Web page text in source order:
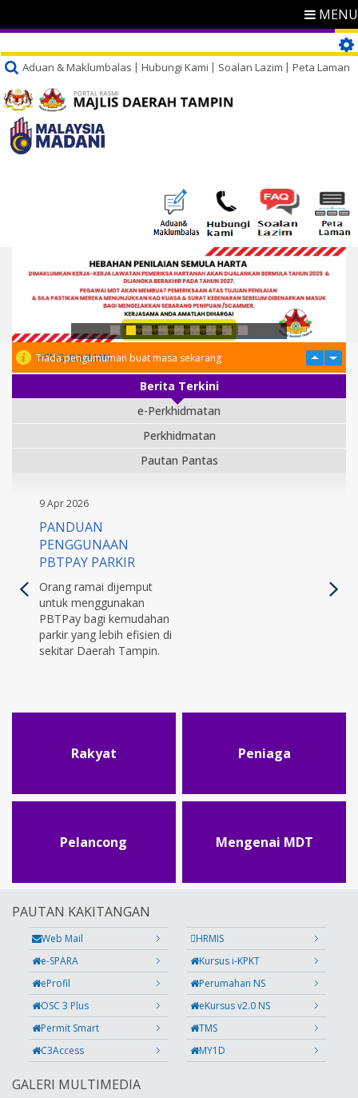
MENU
Aduan & Maklumbalas Hubungi Kami Soalan Lazim Peta Laman
PENGUMUMAN
Tiada pengumuman buat masa sekarang
Berita Terkini
e-Perkhidmatan
Perkhidmatan
Pautan Pantas
9 Apr 2026
PANDUAN
PENGGUNAAN
PBTPAY PARKIR
Orang ramai dijemput
untuk menggunakan
PBTPay bagi kemudahan
parkir yang lebih efisien di
sekitar Daerah Tampin.
Rakyat Peniaga
Pelancong Mengenai MDT
PAUTAN KAKITANGAN
Web Mail
HRMIS
e-SPARA
Kursus i-KPKT
eProfil
Perumahan NS
OSC 3 Plus
eKursus v2.0 NS
Permit Smart
TMS
C3Access
MY1D
GALERI MULTIMEDIA